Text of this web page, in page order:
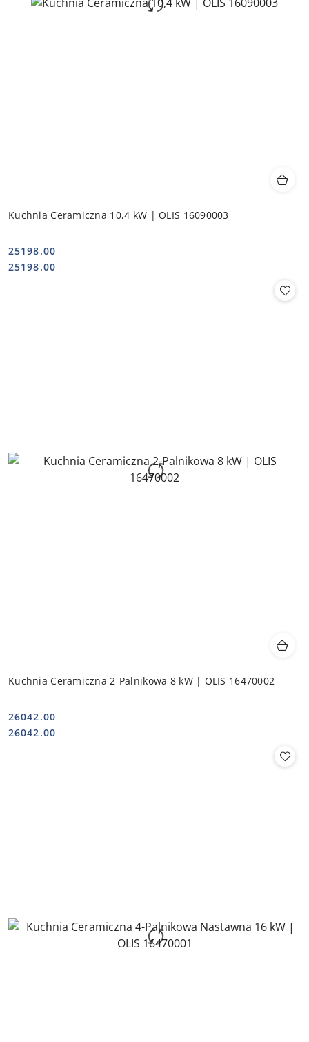
Kuchnia Ceramiczna 10,4 kW | OLIS 16090003
Cena:
25198.00
Cena:
25198.00
Kuchnia Ceramiczna 2-Palnikowa 8 kW | OLIS 16470002
Cena:
26042.00
Cena:
26042.00